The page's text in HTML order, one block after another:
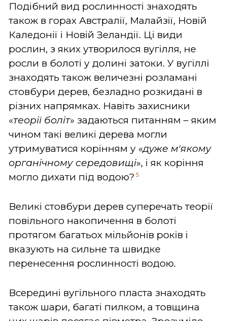
Подібний вид рослинності знаходять
також в горах Австралії, Малайзії, Новій
Каледонії і Новій Зеландії. Ці види
рослин, з яких утворилося вугілля, не
росли в болоті у долині затоки. У вугіллі
знаходять також величезні розламані
стовбури дерев, безладно розкидані в
різних напрямках. Навіть захисники
«теорії боліт» задаються питанням – яким
чином такі великі дерева могли
утримуватися корінням у «дуже м'якому
органічному середовищі», і як коріння
могло дихати під водою? 5
Великі стовбури дерев суперечать теорії
повільного накопичення в болоті
протягом багатьох мільйонів років і
вказують на сильне та швидке
перенесення рослинності водою.
Всередині вугільного пласта знаходять
також шари, багаті пилком, а товщина